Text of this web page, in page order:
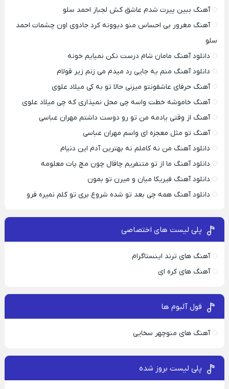
آهنگ ببین پیرت شدم عاشق کش لجباز احمد سلو
آهنگ مغرور بی احساس منو دیوونه کرد جادوی اون چشمات احمد
سلو
دانلود آهنگ مامان شام درست نکن نمیایم خونه
دانلود آهنگ منم یه جایی رد میدم می زنم زیر قولام
آهنگ حرفای عاشقونتو میزنی حالا تو به کی میلاد علوی
آهنگ خاموشه خطت واسه چی محل نمیذاری که چی میلاد علوی
آهنگ از وقتی یادمه من تو رو دوست داشتم مهران عباسی
آهنگ تو مثل معجزه ای واسم مهران عباسی
دانلود آهنگ من نه کاملم نه بهترین آدم این دنیام
دانلود آهنگ ما از تو متنفریم چاقال چون مچ پات معلومه
دانلود آهنگ فیریکا میان و میرن تو بمون
دانلود آهنگ همه چی بعد تو شده شروع بری تو کلم نمیره فرو
پلی لیست های اختصاصی
آهنگ های ترند اینستاگرام
آهنگ های کره ای
فول آلبوم ها
آهنگ های منوچهر سخایی
پلی لیست بروز شده